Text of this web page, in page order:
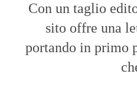
Con un taglio
sito offre una
portando in primo